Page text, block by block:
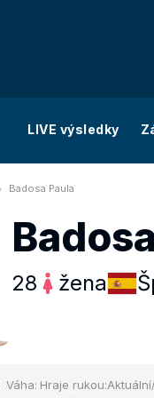
LIVE výsledky
Badosa Paula
28 žena
Váha: Hraje rukou: